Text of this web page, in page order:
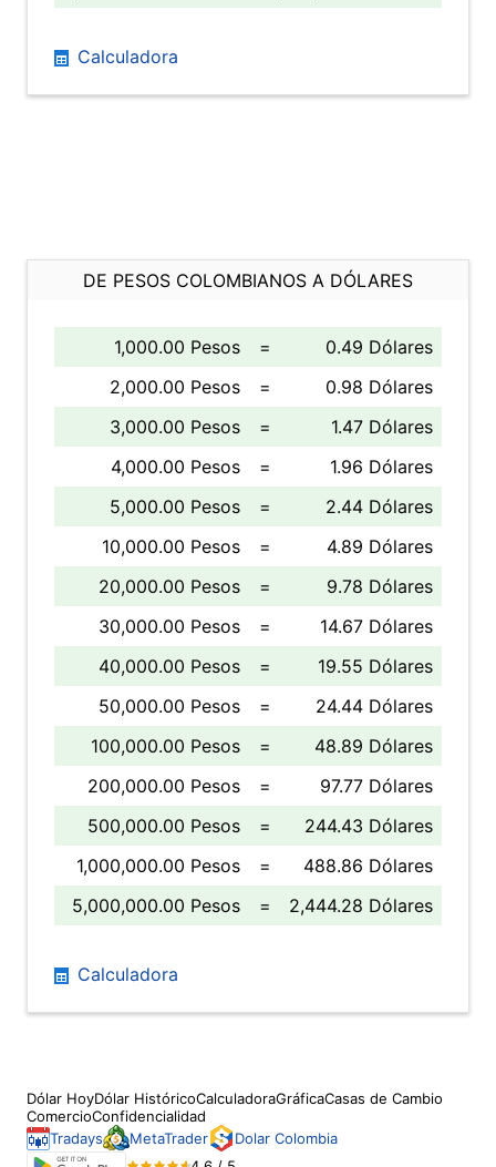
Calculadora
DE PESOS COLOMBIANOS A DÓLARES
1,000.00 Pesos =
0.49 Dólares
2,000.00 Pesos
=
0.98 Dólares
3,000.00 Pesos
=
1.47 Dólares
4,000.00 Pesos
=
1.96 Dólares
5,000.00 Pesos
=
2.44 Dólares
10,000.00 Pesos
=
4.89 Dólares
20,000.00 Pesos
=
9.78 Dólares
30,000.00 Pesos
=
14.67 Dólares
40,000.00 Pesos
=
19.55 Dólares
50,000.00 Pesos
=
24.44 Dólares
100,000.00 Pesos
=
48.89 Dólares
200,000.00 Pesos
=
97.77 Dólares
500,000.00 Pesos
=
244.43 Dólares
1,000,000.00 Pesos
=
488.86 Dólares
5,000,000.00 Pesos
= 2,444.28 Dólares
Calculadora
Dólar HoyDólar HistóricoCalculadoraGráficaCasas de Cambio
ComercioConfidencialidad
Tradays
MetaTrader
Dolar Colombia